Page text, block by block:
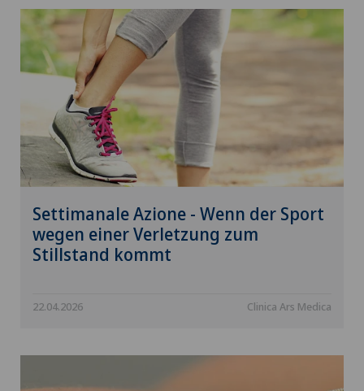
Settimanale Azione - Wenn der Sport
wegen einer Verletzung zum
Stillstand kommt
22.04.2026 Clinica Ars Medica